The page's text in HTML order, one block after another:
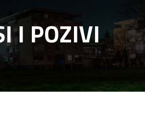
I POZIVI